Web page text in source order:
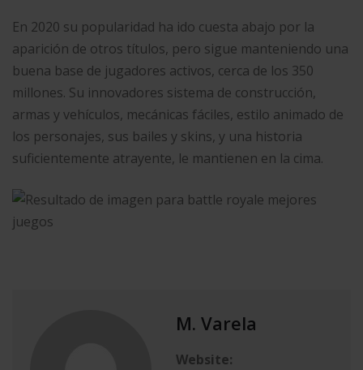
En 2020 su popularidad ha ido cuesta abajo por la
aparición de otros títulos, pero sigue manteniendo una
buena base de jugadores activos, cerca de los 350
millones. Su innovadores sistema de construcción,
armas y vehículos, mecánicas fáciles, estilo animado de
los personajes, sus bailes y skins, y una historia
suficientemente atrayente, le mantienen en la cima.
M. Varela
Website: